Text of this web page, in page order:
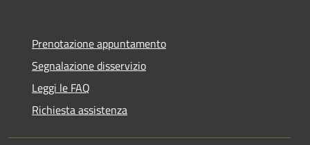
Prenotazione appuntamento
Segnalazione disservizio
Leggi le FAQ
Richiesta assistenza